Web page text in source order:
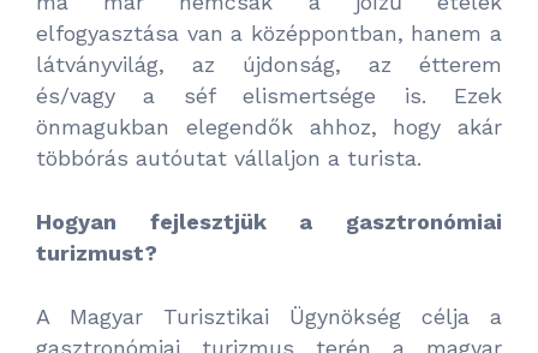
elfogyasztása van a középpontban, hanem a
látványvilág, az újdonság, az étterem
és/vagy a séf elismertsége is. Ezek
önmagukban elegendők ahhoz, hogy akár
többórás autóutat vállaljon a turista.
Hogyan fejlesztjük a gasztronómiai
turizmust?
A Magyar Turisztikai Ügynökség célja a
gasztronómiai turizmus terén a magyar